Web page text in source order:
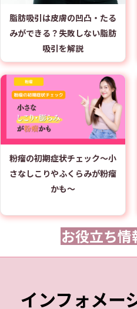
脂肪吸引は皮膚の凹凸・たる
みができる？失敗しない脂肪
吸引を解説
粉瘤の初期症状チェック～小
さなしこりやふくらみが粉瘤
かも～
お役立ち情
インフォメー